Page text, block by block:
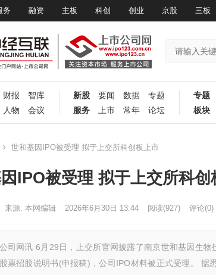
务 融资 主板 科创 创业 京股 三板
财报
智库
人物 会议
新股 要闻 数据
专题
服务
上市 常年 论坛
专题
板块
世和基因IPO被受理 拟于上交所科创板上市
IPO被受理 拟于上交所科创
来源: 本网编辑 2026年6月30日 13:44 阅读(927) 评论(0)
司网讯 6月29日，上交所官网披露了南京世和基因生
票招股说明书(申报稿)，公司IPO材料被正式受理。 据